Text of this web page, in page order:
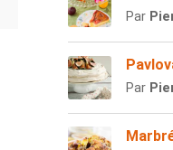
Par
Par